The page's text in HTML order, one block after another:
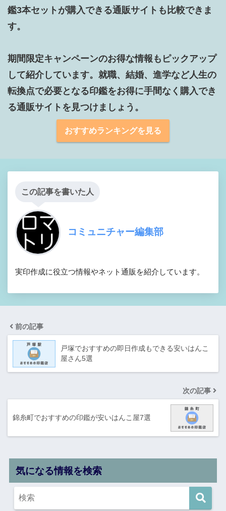
鑑3本セットが購入できる通販サイトも比較できま
す。
期間限定キャンペーンのお得な情報もピックアップ
して紹介しています。就職、結婚、進学など人生の
転換点で必要となる印鑑をお得に手間なく購入でき
る通販サイトを見つけましょう。
おすすめランキングを見る
この記事を書いた人
コミュニチャー編集部
実印作成に役立つ情報やネット通販を紹介しています。
前の記事
戸塚でおすすめの即日作成もできる安いはんこ
屋さん5選
次の記事
錦糸町でおすすめの印鑑が安いはんこ屋7選
気になる情報を検索